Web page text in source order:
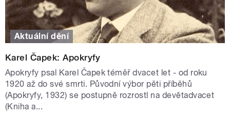
Aktuální dění
Karel Čapek: Apokryfy
Apokryfy psal Karel Čapek téměř dvacet let - od roku
1920 až do své smrti. Původní výbor pěti příběhů
(Apokryfy, 1932) se postupně rozrostl na devětadvacet
(Kniha a...